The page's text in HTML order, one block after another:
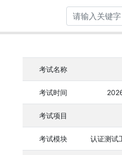
考试名称
考试时间
考试项目
考试模块 认证测试